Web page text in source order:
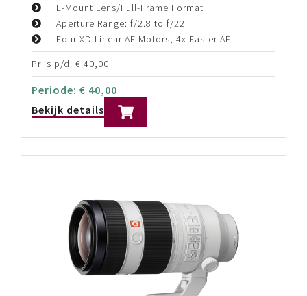
E-Mount Lens/Full-Frame Format
Aperture Range: f/2.8 to f/22
Four XD Linear AF Motors; 4x Faster AF
Prijs p/d: € 40,00
Periode: € 40,00
Bekijk details